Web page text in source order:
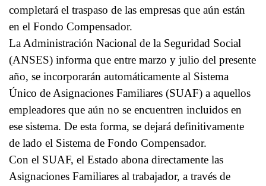
completará el traspaso de las empresas que aún están
en el Fondo Compensador.
La Administración Nacional de la Seguridad Social
(ANSES) informa que entre marzo y julio del presente
año, se incorporarán automáticamente al Sistema
Único de Asignaciones Familiares (SUAF) a aquellos
empleadores que aún no se encuentren incluidos en
ese sistema. De esta forma, se dejará definitivamente
de lado el Sistema de Fondo Compensador.
Con el SUAF, el Estado abona directamente las
Asignaciones Familiares al trabajador, a través de